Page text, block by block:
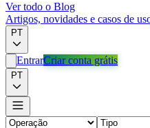
Ver todo o Blog
Artigos, novidades e casos de
PT
EntrarCriar conta grátis
PT